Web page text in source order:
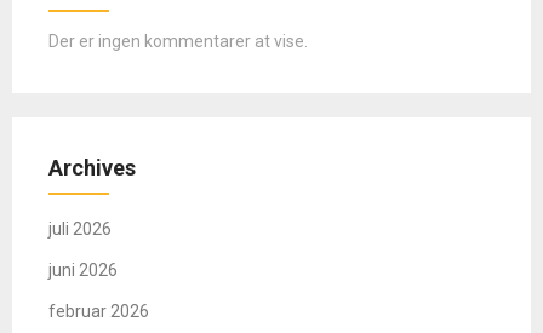
Der er ingen kommentarer at vise.
Archives
juli 2026
juni 2026
februar 2026